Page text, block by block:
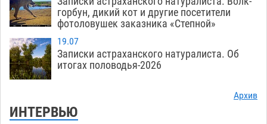
горбун, дикий кот и другие посетители
фотоловушек заказника «Степной»
19.07
Записки астраханского натуралиста. Об
итогах половодья-2026
Архив
ИНТЕРВЬЮ